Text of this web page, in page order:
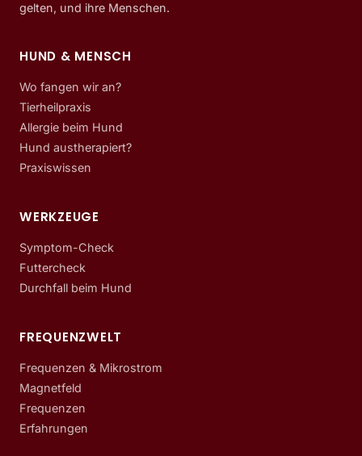
gelten, und ihre Menschen.
HUND & MENSCH
Wo fangen wir an?
Tierheilpraxis
Allergie beim Hund
Hund austherapiert?
Praxiswissen
WERKZEUGE
Symptom-Check
Futtercheck
Durchfall beim Hund
FREQUENZWELT
Frequenzen & Mikrostrom
Magnetfeld
Frequenzen
Erfahrungen